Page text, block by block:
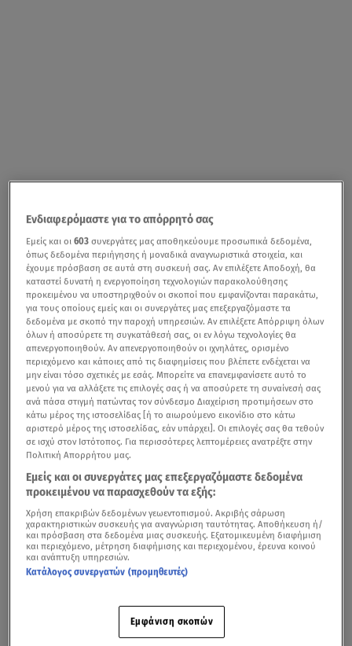
Ενδιαφερόμαστε για το απόρρητό σας
Εμείς και οι603 συνεργάτες μας αποθηκεύουμε προσωπικά δεδομένα,
όπως δεδομένα περιήγησης ή μοναδικά αναγνωριστικά στοιχεία, και
έχουμε πρόσβαση σε αυτά στη συσκευή σας. Αν επιλέξετε Αποδοχή, θα
καταστεί δυνατή η ενεργοποίηση τεχνολογιών παρακολούθησης
προκειμένου να υποστηριχθούν οι σκοποί που εμφανίζονται παρακάτω,
για τους οποίους εμείς και οι συνεργάτες μας επεξεργαζόμαστε τα
δεδομένα με σκοπό την παροχή υπηρεσιών. Αν επιλέξετε Απόρριψη όλων
όλων ή αποσύρετε τη συγκατάθεσή σας, οι εν λόγω τεχνολογίες θα
απενεργοποιηθούν. Αν απενεργοποιηθούν οι ιχνηλάτες, ορισμένο
περιεχόμενο και κάποιες από τις διαφημίσεις που βλέπετε ενδέχεται να
μην είναι τόσο σχετικές με εσάς. Μπορείτε να επανεμφανίσετε αυτό το
μενού για να αλλάξετε τις επιλογές σας ή να αποσύρετε τη συναίνεσή σας
ανά πάσα στιγμή πατώντας τον σύνδεσμο Διαχείριση προτιμήσεων στο
κάτω μέρος της ιστοσελίδας [ή το αιωρούμενο εικονίδιο στο κάτω
αριστερό μέρος της ιστοσελίδας, εάν υπάρχει]. Οι επιλογές σας θα τεθούν
σε ισχύ στον Ιστότοπος. Για περισσότερες λεπτομέρειες ανατρέξτε στην
Πολιτική Απορρήτου μας.
Εμείς και οι συνεργάτες μας επεξεργαζόμαστε δεδομένα
προκειμένου να παρασχεθούν τα εξής:
Χρήση επακριβών δεδομένων γεωεντοπισμού. Ακριβής σάρωση
χαρακτηριστικών συσκευής για αναγνώριση ταυτότητας. Αποθήκευση ή/
και πρόσβαση στα δεδομένα μιας συσκευής. Εξατομικευμένη διαφήμιση
και περιεχόμενο, μέτρηση διαφήμισης και περιεχομένου, έρευνα κοινού
και ανάπτυξη υπηρεσιών.
Κατάλογος συνεργατών (προμηθευτές)
Εμφάνιση σκοπών